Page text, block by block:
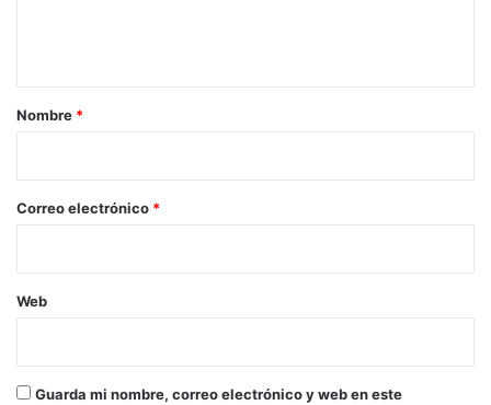
r
*
Nombre *
Correo electrónico *
Web
Guarda mi nombre, correo electrónico y web en este